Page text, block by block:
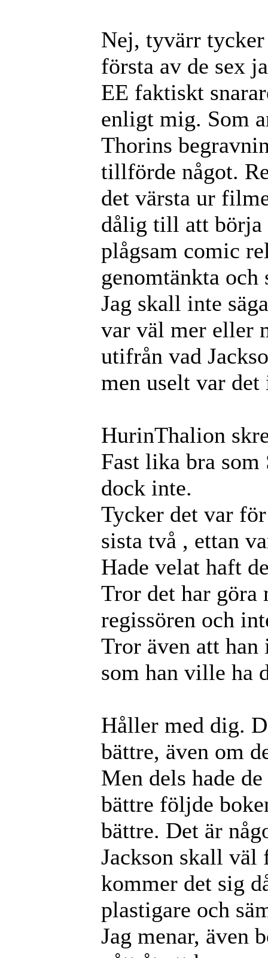
Nej, tyvärr
första av de sex
EE faktiskt
enligt mig. Som
Thorins
tillförde något.
det värsta ur
dålig till att börja
plågsam comic
genomtänkta
Jag skall inte
var väl mer eller
utifrån vad
men uselt var
HurinThalion
Fast lika bra
dock inte.
Tycker det var
sista två , ettan
Hade velat haft
Tror det har göra
regissören och
Tror även att
som han ville ha
Håller med dig.
bättre, även om
Men dels hade
bättre följde
bättre. Det är
Jackson skall väl
kommer det sig
plastigare och
Jag menar, även